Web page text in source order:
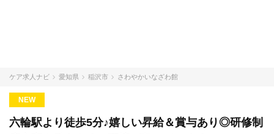
ケア求人ナビ 愛知県 稲沢市 さわやかいなざわ館
NEW
六輪駅より徒歩5分♪嬉しい昇給＆賞与あり◎研修制